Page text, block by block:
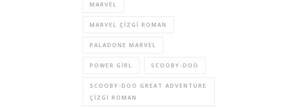
MARVEL
MARVEL ÇIZGI ROMAN
PALADONE MARVEL
POWER GIRL SCOOBY-DOO
SCOOBY-DOO GREAT ADVENTURE
ÇIZGI ROMAN